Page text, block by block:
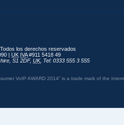
. Todos los derechos reservados
| UK IVA#911 5418 49
S1 2DF, UK, Tel: 0333 555 3 555
VoIP AWARD 2014” is a trade mark of the